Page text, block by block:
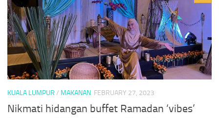
KUALA LUMPUR / MAKANAN FEBRUARY 27, 2023
Nikmati hidangan buffet Ramadan ‘vibes’